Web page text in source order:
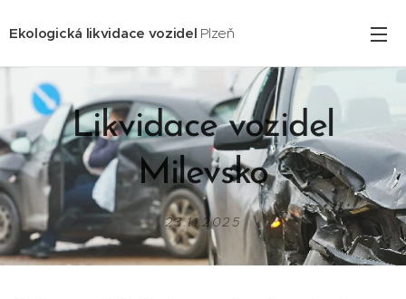
Ekologická likvidace vozidel Plzeň
Likvidace vozidel
Milevsko
23.11.2025